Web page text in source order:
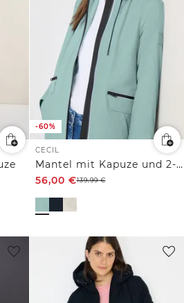
-60%
CECIL
Mantel mit Kapuze und 2-Wege-Zipper
56,00 €139,99€